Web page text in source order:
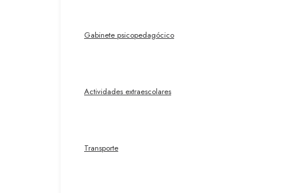
Gabinete psicopedagócico
Actividades extraescolares
Transporte